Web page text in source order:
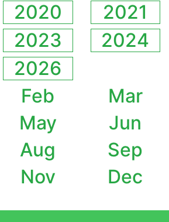
2020
2021
2023
2024
2026
Feb
Mar
May
Jun
Aug
Sep
Nov Dec